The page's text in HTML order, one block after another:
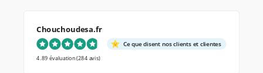
Chouchoudesa.fr
Ce que disent nos clients et clientes
4.89 évaluation(284 avis)